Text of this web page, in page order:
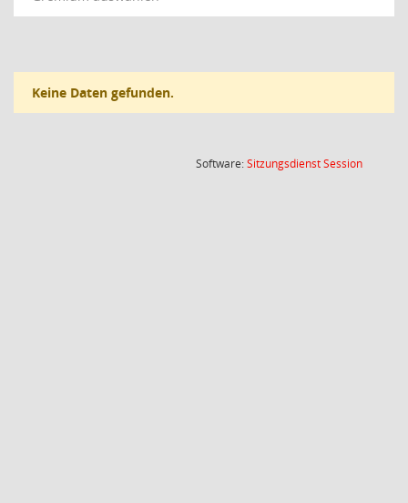
Keine Daten gefunden.
Software:SitzungsdienstSession(Wird in